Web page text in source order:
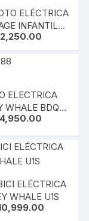
ELÉCTRICA
INFANTIL
WHALE BDQ-
2,250.00
ELECTRICA
WHALE BDQ-
6988
4,950.00
ELÉCTRICA
WHALE U1S